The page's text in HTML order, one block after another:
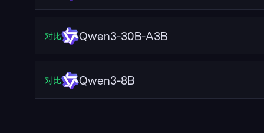
对比 Qwen3-30B-A3B
对比 Qwen3-8B